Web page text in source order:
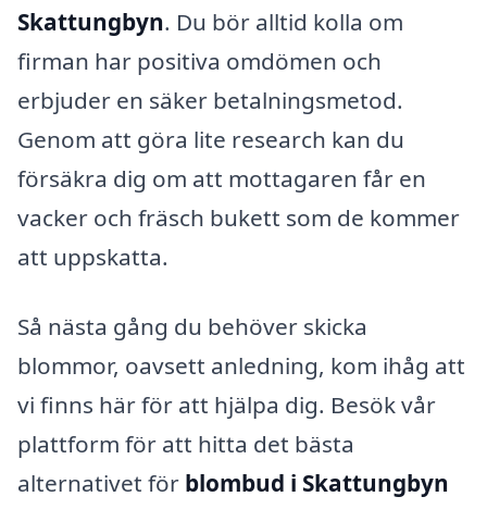
Skattungbyn. Du bör alltid kolla om
firman har positiva omdömen och
erbjuder en säker betalningsmetod.
Genom att göra lite research kan du
försäkra dig om att mottagaren får en
vacker och fräsch bukett som de kommer
att uppskatta.
Så nästa gång du behöver skicka
blommor, oavsett anledning, kom ihåg att
vi finns här för att hjälpa dig. Besök vår
plattform för att hitta det bästa
alternativet för blombud i Skattungbyn